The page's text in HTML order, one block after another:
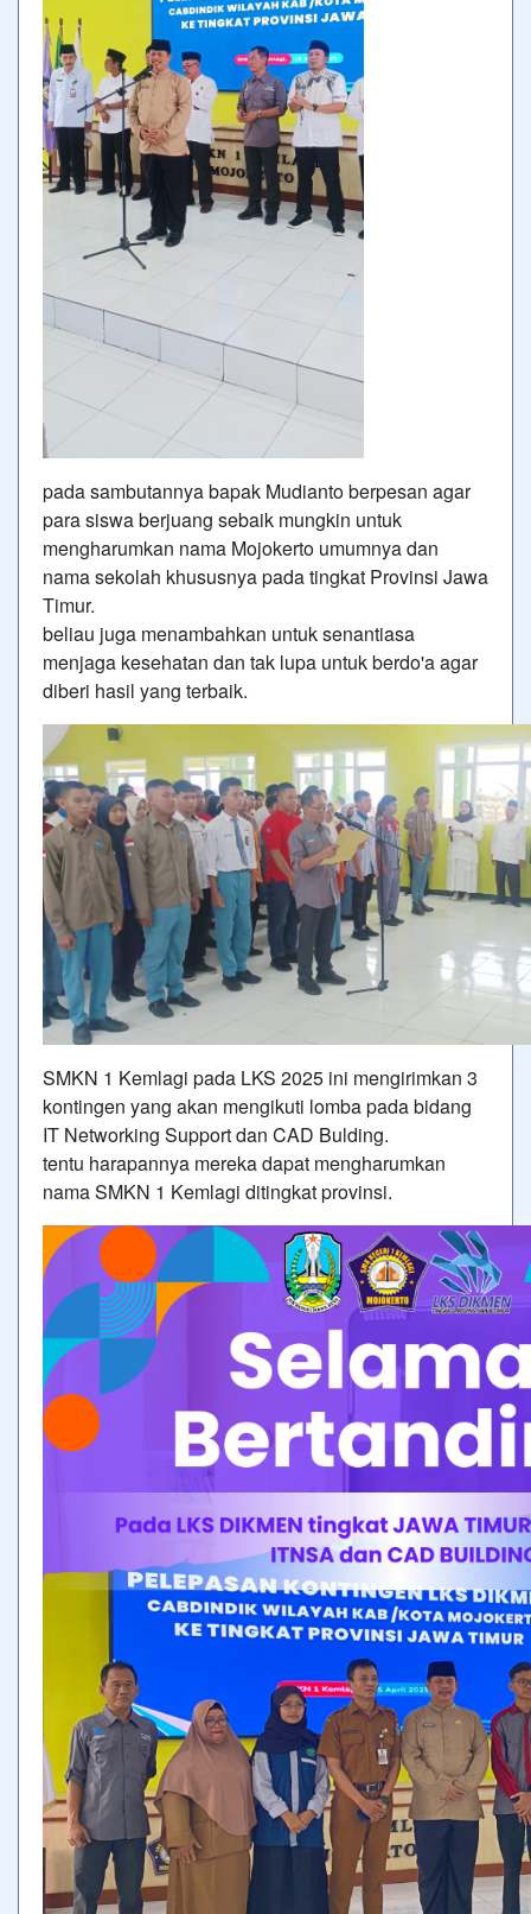
pada sambutannya bapak Mudianto berpesan agar
para siswa berjuang sebaik mungkin untuk
mengharumkan nama Mojokerto umumnya dan
nama sekolah khususnya pada tingkat Provinsi Jawa
Timur.
beliau juga menambahkan untuk senantiasa
menjaga kesehatan dan tak lupa untuk berdo'a agar
diberi hasil yang terbaik.
SMKN 1 Kemlagi pada LKS 2025 ini mengirimkan 3
kontingen yang akan mengikuti lomba pada bidang
IT Networking Support dan CAD Bulding.
tentu harapannya mereka dapat mengharumkan
nama SMKN 1 Kemlagi ditingkat provinsi.